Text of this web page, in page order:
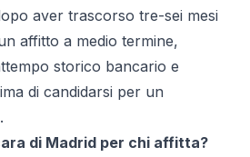
aver trascorso tre-sei mesi
affitto a medio termine,
storico bancario e
di candidarsi per un
di Madrid per chi affitta?